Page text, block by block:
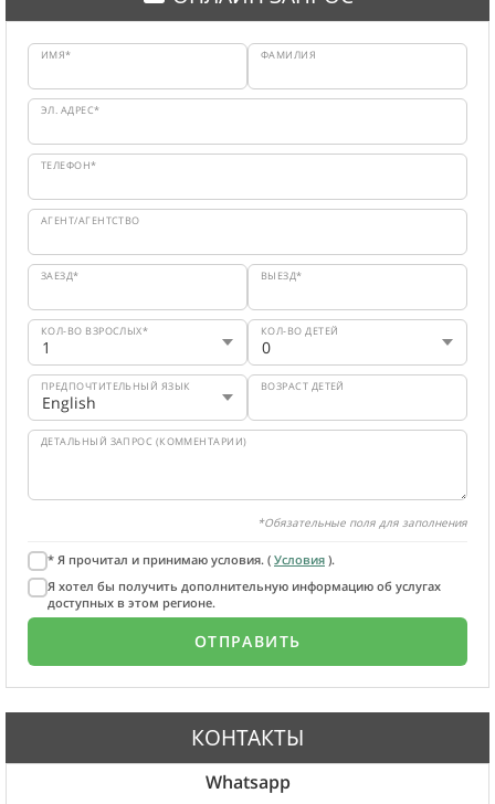
ИМЯ* ФАМИЛИЯ
ЭЛ. АДРЕС*
ТЕЛЕФОН*
АГЕНТ/АГЕНТСТВО
ЗАЕЗД* ВЫЕЗД*
КОЛ-ВО ВЗРОСЛЫХ* КОЛ-ВО ДЕТЕЙ
ПРЕДПОЧТИТЕЛЬНЫЙ ЯЗЫК ВОЗРАСТ ДЕТЕЙ
ДЕТАЛЬНЫЙ ЗАПРОС (КОММЕНТАРИИ)
*Обязательные поля для заполнения
* Я прочитал и принимаю условия. ( Условия ).
Я хотел бы получить дополнительную информацию об услугах
доступных в этом регионе.
КОНТАКТЫ
Whatsapp